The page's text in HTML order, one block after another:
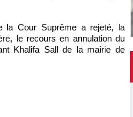
la Cour Suprême a rejeté, la
le recours en annulation du
Khalifa Sall de la mairie de